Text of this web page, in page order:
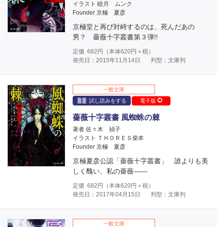
イラスト 睦月 ムンク
Founder 京極 夏彦
京極堂と再び対峙するのは、死んだあの
男？ 薔薇十字叢書第３弾!!
定価 682 円（本体620円＋税）
発売日：2015年11月14日
判型：文庫判
一般文庫
試し読みをする
電子版
薔薇十字叢書 風蜘蛛の棘
著者 佐々木 禎子
イラスト ＴＨＯＲＥＳ柴本
Founder 京極 夏彦
京極夏彦公認「薔薇十字叢書」 誰よりも美
しく醜い、私の薔薇――
定価 682 円（本体620円＋税）
発売日：2017年04月15日
判型：文庫判
一般文庫